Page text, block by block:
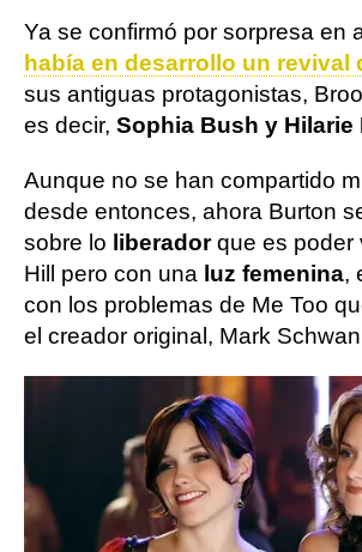
Ya se confirmó por sorpresa en
había en desarrollo un revival
sus antiguas protagonistas,
es decir, Sophia Bush y Hilarie
Aunque no se han compartido
desde entonces, ahora Burton
sobre lo liberadorque es poder
Hill pero con una luz femenina,
con los problemas de Me Too
el creador original, Mark